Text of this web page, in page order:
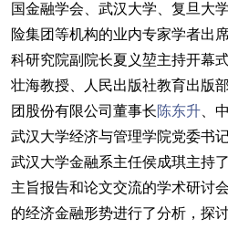
国金融学会、武汉大学、复旦大
险集团等机构的业内专家学者出
科研究院副院长夏义堃主持开幕
壮海教授、人民出版社教育出版
团股份有限公司董事长陈东升、
武汉大学经济与管理学院党委书
武汉大学金融系主任侯成琪主持
主旨报告和论文交流的学术研讨
的经济金融形势进行了分析，探